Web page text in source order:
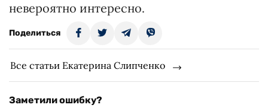
невероятно интересно.
Поделиться
Все статьи Екатерина Слипченко
Заметили ошибку?